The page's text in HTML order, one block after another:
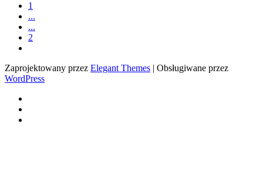
1
...
...
2
Zaprojektowany przez Elegant Themes | Obsługiwane przez
WordPress